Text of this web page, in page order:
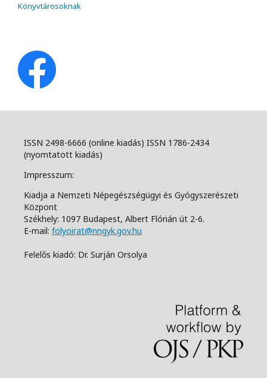
Könyvtárosoknak
ISSN 2498-6666 (online kiadás) ISSN 1786-2434
(nyomtatott kiadás)
Impresszum:
Kiadja a Nemzeti Népegészségügyi és Gyógyszerészeti
Központ
Székhely: 1097 Budapest, Albert Flórián út 2-6.
E-mail: folyoirat@nngyk.gov.hu
Felelős kiadó: Dr. Surján Orsolya